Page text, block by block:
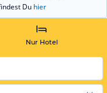
Du hier
Nur Hotel